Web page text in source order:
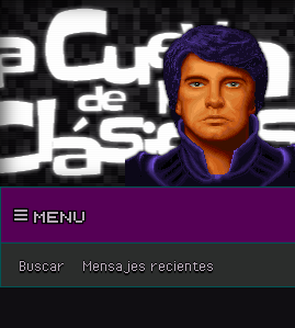
Buscar Mensajes recientes
MENU